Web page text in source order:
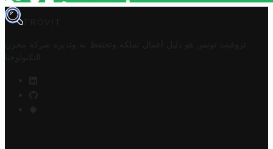
TROVIT
تروفيت تونس هو دليل أعمال تملكه وتحتفظ به وتديره
شركة مخزن
التكنولوجيا